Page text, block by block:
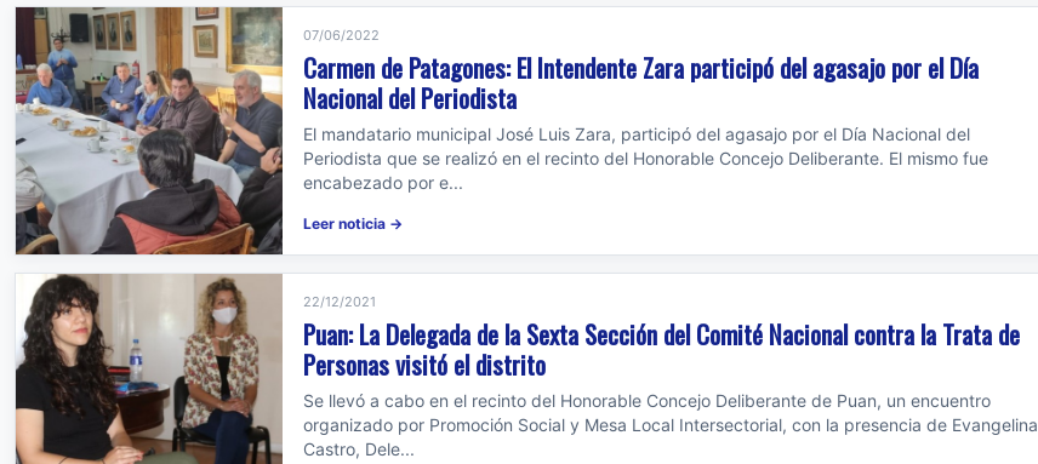
07/06/2022
Carmen de Patagones: El Intendente Zara participó del agasajo por el Día
Nacional del Periodista
El mandatario municipal José Luis Zara, participó del agasajo por el Día Nacional del
Periodista que se realizó en el recinto del Honorable Concejo Deliberante. El mismo fue
encabezado por e...
Leer noticia →
22/12/2021
Puan: La Delegada de la Sexta Sección del Comité Nacional contra la Trata de
Personas visitó el distrito
Se llevó a cabo en el recinto del Honorable Concejo Deliberante de Puan, un encuentro
organizado por Promoción Social y Mesa Local Intersectorial, con la presencia de Evangelina
Castro, Dele...